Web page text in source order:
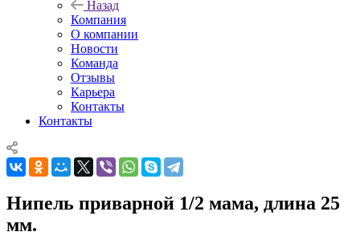
Назад
Компания
О компании
Новости
Команда
Отзывы
Карьера
Контакты
Контакты
Нипель приварной 1/2 мама, длина 25
мм.